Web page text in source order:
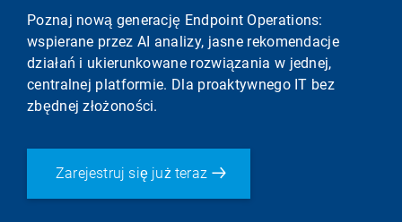
Poznaj nową generację Endpoint Operations:
wspierane przez AI analizy, jasne rekomendacje
działań i ukierunkowane rozwiązania w jednej,
centralnej platformie. Dla proaktywnego IT bez
zbędnej złożoności.
Zarejestruj się już teraz